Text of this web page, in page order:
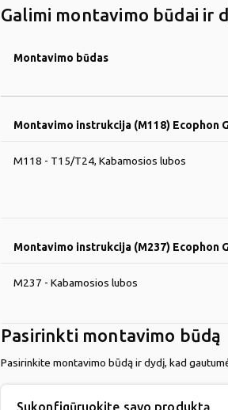
Galimi montavimo būdai ir
Montavimo būdas
Montavimo instrukcija (M118) Ecophon
M118 - T15/T24, Kabamosios lubos
Montavimo instrukcija (M237) Ecophon
M237 - Kabamosios lubos
Pasirinkti montavimo būdą
Pasirinkite montavimo būdą ir dydį, kad
Sukonfigūruokite savo produktą